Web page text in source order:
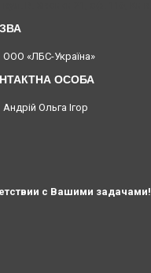
ООО «ЛБС-Україна»
Андрій Ольга Ігор
с Вашими задачами!